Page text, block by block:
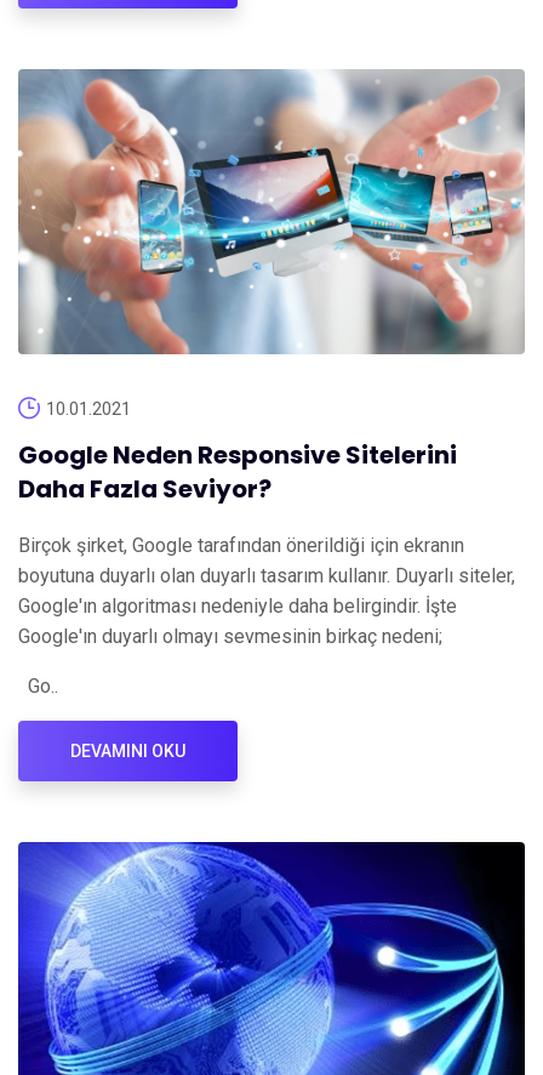
10.01.2021
Google Neden Responsive Sitelerini
Daha Fazla Seviyor?
Birçok şirket, Google tarafından önerildiği için ekranın
boyutuna duyarlı olan duyarlı tasarım kullanır. Duyarlı siteler,
Google'ın algoritması nedeniyle daha belirgindir. İşte
Google'ın duyarlı olmayı sevmesinin birkaç nedeni;
Go..
DEVAMINI OKU